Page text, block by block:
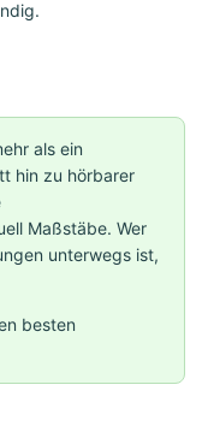
als ein
hin zu hörbarer
Maßstäbe. Wer
unterwegs ist,
besten